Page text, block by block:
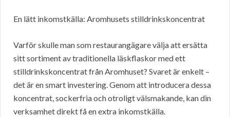
En lätt inkomstkälla: Aromhusets stilldrinkskoncentrat
Varför skulle man som restaurangägare välja att ersätta
sitt sortiment av traditionella läskflaskor med ett
stilldrinkskoncentrat från Aromhuset? Svaret är enkelt –
det är en smart investering. Genom att introducera dessa
koncentrat, sockerfria och otroligt välsmakande, kan din
verksamhet direkt få en extra inkomstkälla.